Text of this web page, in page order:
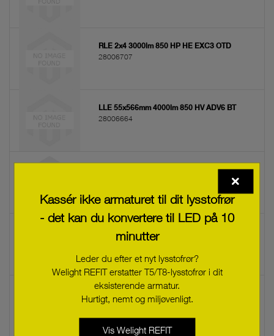
RLE 2x4 3000lm 850 HP HE EXC3 OTD
28006707
LLE 55x566mm 4000lm 850 HV ADV6 BT
28006664
LLE 55x280mm 2000lm 850 HV ADV6 BT
LLE 24x560mm 2200lm 927-965 LV PRE4
28006152
28006151
Kassér ikke armaturet til dit lysstofrør
- det kan du konvertere til LED på 10
minutter
Leder du efter et nyt lysstofrør?
Welight REFIT erstatter T5/T8-lysstofrør i dit
eksisterende armatur.
Hurtigt, nemt og miljøvenligt.
Vis Welight REFIT